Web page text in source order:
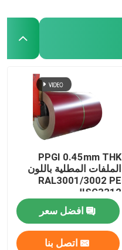
PPGI 0.45mm THK
الملفات المطلية باللون
RAL3001/3002 PE
JISG3312
افضل سعر
اتصل بنا